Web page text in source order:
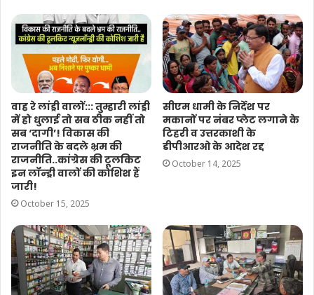
वाह रे लांड्री वालों::: तुम्हारी लांड्री
में हो धुलाई तो सब ठीक नहीं तो
सब ‘दागी’! विकास की
राजनीति के बदले भ्रम की
राजनीति..कांग्रेस की टूलकिट
इन लॉन्ड्री वालों की कोशिश हैं
जारी!
October 15, 2025
सीएम धामी के निर्देश पर
मकानों पर नंबर प्लेट लगाने के
टिहरी व उत्तरकाशी के
डीपीआरओ के आदेश रद्द
October 14, 2025